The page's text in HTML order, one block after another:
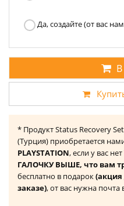
Да, создайте (от вас
* Продукт Status Recovery
(Турция) приобретается
PLAYSTATION, если у вас
ГАЛОЧКУ ВЫШЕ, что вам
бесплатно в подарок(акция
заказе), от вас нужна почта